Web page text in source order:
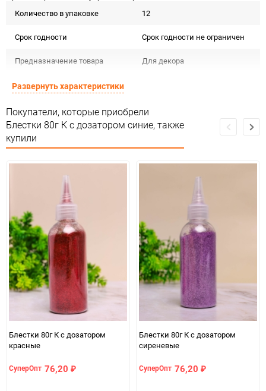
Количество в упаковке
12
Срок годности Срок годности не ограничен
Предназначение товара Для декора
Сертификация
Особые условия Особых условий не требует
Минимальное количество 12
Единица измерения
Развернуть характеристики
Покупатели, которые приобрели
Блестки 80г К с дозатором синие, также
купили
Блестки 80г К с дозатором
красные
СуперОпт 76,20 ₽
Блестки 80г К с дозатором
сиреневые
СуперОпт 76,20 ₽